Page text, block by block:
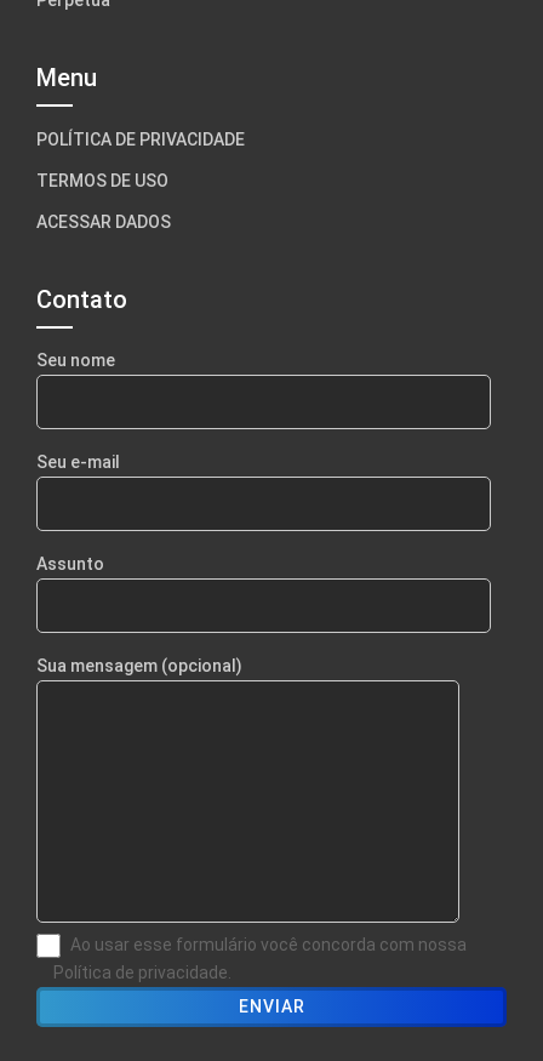
Menu
POLÍTICA DE PRIVACIDADE
TERMOS DE USO
ACESSAR DADOS
Contato
Seu nome
Seu e-mail
Assunto
Sua mensagem (opcional)
Ao usar esse formulário você concorda com nossa
Política de privacidade.